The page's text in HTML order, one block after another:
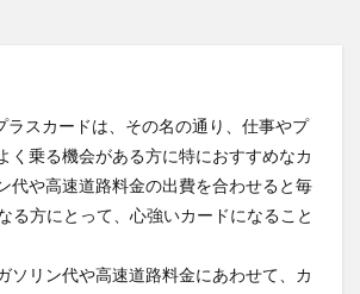
ラスカードは、その名の通り、仕事やプ
く乗る機会がある方に特におすすめなカ
代や高速道路料金の出費を合わせると毎
る方にとって、心強いカードになること
ソリン代や高速道路料金にあわせて、カ